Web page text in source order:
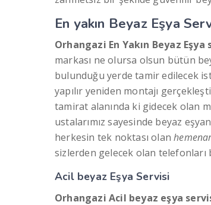
En yakın Beyaz Eşya
Orhangazi En Yakın Beyaz Eşya
markası ne olursa olsun bütün
bulunduğu yerde tamir edilecek
yapılır yeniden montajı
tamirat alanında ki gidecek olan
ustalarımız sayesinde beyaz
herkesin tek noktası olan
sizlerden gelecek olan telefonları
Acil beyaz Eşya Servisi
Orhangazi Acil beyaz eşya